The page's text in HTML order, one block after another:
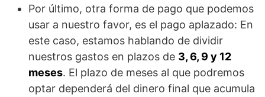
Por último, otra forma de pago que podemos
usar a nuestro favor, es el pago aplazado: En
este caso, estamos hablando de dividir
nuestros gastos en plazos de 3, 6, 9 y 12
meses. El plazo de meses al que podremos
optar dependerá del dinero final que acumula